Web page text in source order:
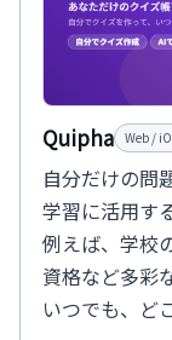
Quipha Web /
自分だけの問
学習に活用す
例えば、学校
資格など多彩
いつでも、ど